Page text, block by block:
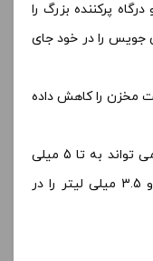
پرکننده بزرگ را
جویس را در خود جای
مخزن را کاهش داده
علاوه بر این ، مخزن Geek Vape Zeus می تواند به تا 5 میلی
لیتر را در محدوده شیشه حباب بزرگتر و 3.5 میلی لیتر را در